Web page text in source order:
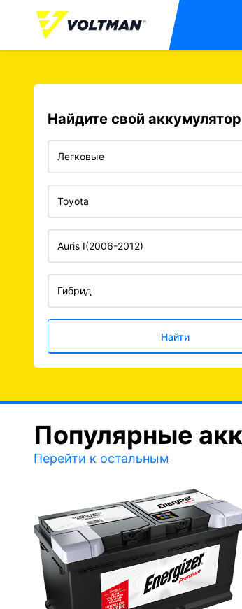
Найдите свой аккумулятор
Найти
Популярные
Перейти к остальным